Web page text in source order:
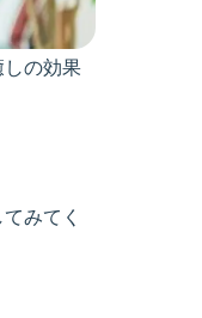
の効果
みてく